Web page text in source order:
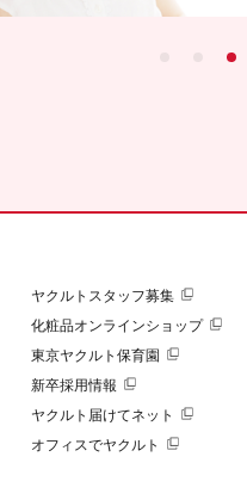
ヤクルトスタッフ募集
化粧品オンラインショップ
東京ヤクルト保育園
新卒採用情報
ヤクルト届けてネット
オフィスでヤクルト